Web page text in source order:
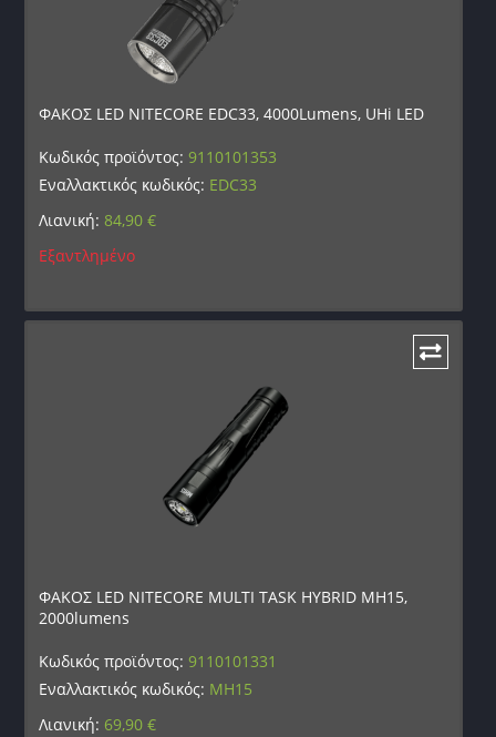
ΦΑΚΟΣ LED NITECORE EDC33, 4000Lumens, UHi LED
Κωδικός προϊόντος:9110101353
Εναλλακτικός κωδικός: EDC33
Λιανική:84,90€
Εξαντλημένο
ΦΑΚΟΣ LED NITECORE MULTI TASK HYBRID MH15,
2000lumens
Κωδικός προϊόντος:9110101331
Εναλλακτικός κωδικός: MH15
Λιανική: 69,90€